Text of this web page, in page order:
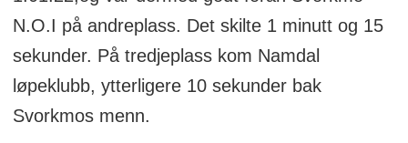
N.O.I på andreplass. Det skilte 1 minutt og 15
sekunder. På tredjeplass kom Namdal
løpeklubb, ytterligere 10 sekunder bak
Svorkmos menn.